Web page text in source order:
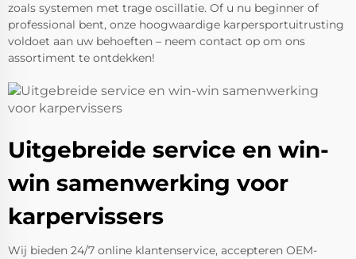
zoals systemen met trage oscillatie. Of u nu beginner of
professional bent, onze hoogwaardige karpersportuitrusting
voldoet aan uw behoeften – neem contact op om ons
assortiment te ontdekken!
Uitgebreide service en win-
win samenwerking voor
karpervissers
Wij bieden 24/7 online klantenservice, accepteren OEM-